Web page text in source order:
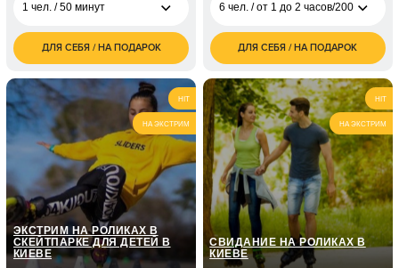
1 чел. / 50 минут
1 000
грн
2 чел. / 50 минут
2 000
грн
3 чел. / 50 минут
3 000
грн
4 чел. / 50 минут
4 000
грн
ДЛЯ СЕБЯ / НА ПОДАРОК
6 чел. / от 1 до 2 часов/200 шаров
6 чел. / от 1 до 2
часов/200 шаров
грн
6 чел. / от 1 до 2
часов/400 шаров
5 400
грн
ДЛЯ СЕБЯ / НА ПОДАРОК
HIT
НА ЭКСТРИМ
ЭКСТРИМ НА РОЛИКАХ В
СКЕЙТПАРКЕ ДЛЯ ДЕТЕЙ В
КИЕВЕ
HIT
НА ЭКСТРИМ
СВИДАНИЕ НА РОЛИКАХ В
КИЕВЕ